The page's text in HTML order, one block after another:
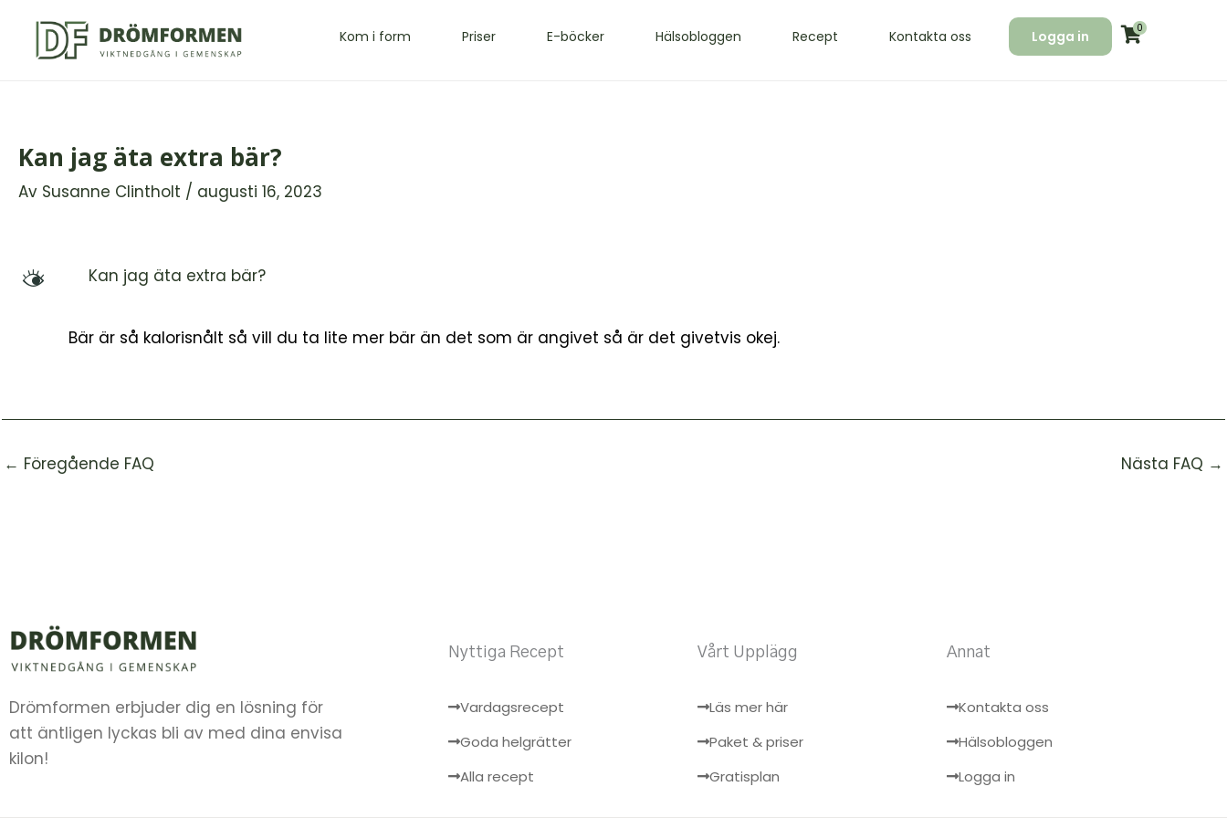
innehåll
Kom i form Priser E-böcker Hälsobloggen Recept Kontakta oss Logga in 0
Kan jag äta extra bär?
Av Susanne Clintholt / augusti 16, 2023
M Kan jag äta extra bär?
Bär är så kalorisnålt så vill du ta lite mer bär än det som är angivet så är det givetvis okej.
← Föregående FAQ Nästa FAQ →
Drömformen erbjuder dig en lösning för
att äntligen lyckas bli av med dina envisa
kilon!
Nyttiga Recept
Vardagsrecept
Goda helgrätter
Alla recept
Vårt Upplägg
Läs mer här
Paket & priser
Gratisplan
Annat
Kontakta oss
Hälsobloggen
Logga in